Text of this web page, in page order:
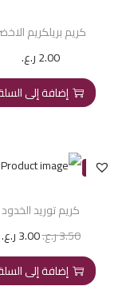
كريم بريلكريم
2.00ر.ع.
إضافة إلى
-14%
كريم توريد الخدود
3.50ر.ع.3.00ر.ع.
إضافة إلى